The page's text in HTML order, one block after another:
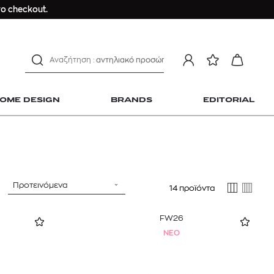
checkout.
DESIGN BRANDS EDITORIAL
Longchamp Le Pliage
αντηλιακό προσώπου
ανδρικο t-shirt
Design
Προτεινόμενα 14 προϊόντα
FW26
NEO